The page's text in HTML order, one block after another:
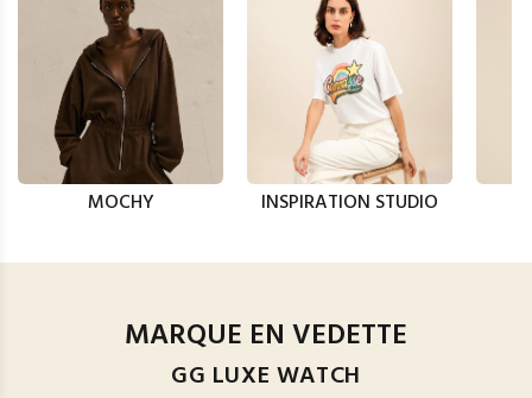
MOCHY INSPIRATION STUDIO
MARQUE EN VEDETTE
GG LUXE WATCH